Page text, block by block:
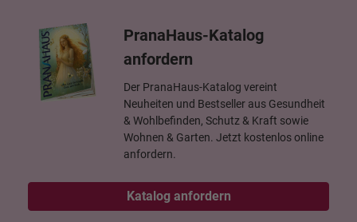
PranaHaus-Katalog
anfordern
Der PranaHaus-Katalog vereint
Neuheiten und Bestseller aus Gesundheit
& Wohlbefinden, Schutz & Kraft sowie
Wohnen & Garten. Jetzt kostenlos online
anfordern.
Katalog anfordern